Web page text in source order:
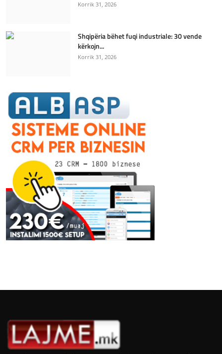
Korrik 31, 2026
Shqipëria bëhet fuqi industriale: 30 vende
kërkojn...
Korrik 31, 2026